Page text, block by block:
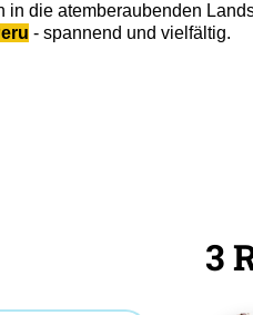
in die atemberaubenden
- spannend und vielfältig.
3